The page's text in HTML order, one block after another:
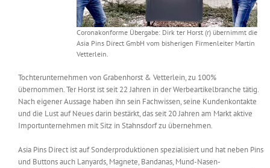
Product Guide
Jobshop
Suche
nach:
Coronakonforme Übergabe: Dirk ter Horst (r) übernimmt die
Asia Pins Direct GmbH vom bisherigen Firmenleiter Martin
Vetterlein.
Tochterunternehmen von Grabenhorst & Vetterlein, zu 100%
übernommen. Ter Horst ist seit 22 Jahren in der Werbeartikelbranche tätig.
Nach eigener Aussage haben ihn sein Fachwissen, seine Kundenkontakte
und die Lust auf Neues darin bestärkt, das seit 20 Jahren am Markt aktive
Importunternehmen mit Sitz in Stahnsdorf zu übernehmen.
Asia Pins Direct ist auf Sonderproduktionen spezialisiert und hat neben Pins
und Buttons auch Lanyards, Magnete, Bandanas, Mund-Nasen-